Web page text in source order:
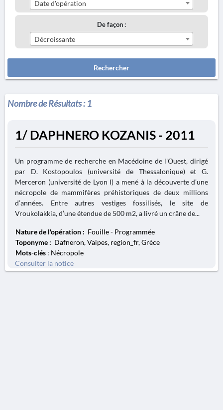
Date d'opération
De façon :
Décroissante
Rechercher
Nombre de Résultats :1
1/ DAPHNERO KOZANIS - 2011
Un programme de recherche en Macédoine de l'Ouest, dirigé
par D. Kostopoulos (université de Thessalonique) et G.
Merceron (université de Lyon I) a mené à la découverte d’une
nécropole de mammifères préhistoriques de deux millions
d’années. Entre autres vestiges fossilisés, le site de
Vroukolakkia, d’une étendue de 500 m2, a livré un crâne de...
Nature de l'opération : Fouille - Programmée
Toponyme : Dafneron, Vaipes, region_fr, Grèce
Mots-clés : Nécropole
Consulter la notice